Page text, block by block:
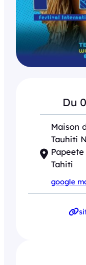
Du
Maison
Tauhiti
Papeete
Tahiti
google